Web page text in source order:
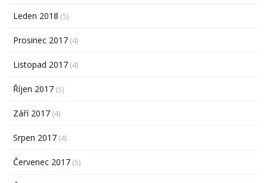
Leden 2018 (5)
Prosinec 2017 (4)
Listopad 2017 (4)
Říjen 2017 (5)
Září 2017 (4)
Srpen 2017 (4)
Červenec 2017 (5)